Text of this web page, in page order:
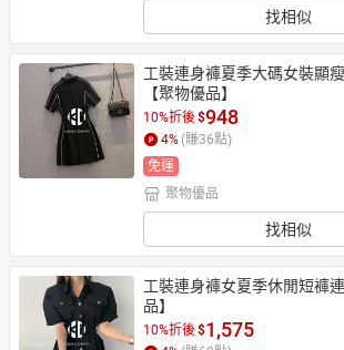
找相似
工裝連身褲夏季大碼女裝顯
【聚物優品】
10%折後$948
4% (賺36點)
免運
聚物優品
找相似
工裝連身褲女夏季休閒短褲
品】
10%折後$1,575